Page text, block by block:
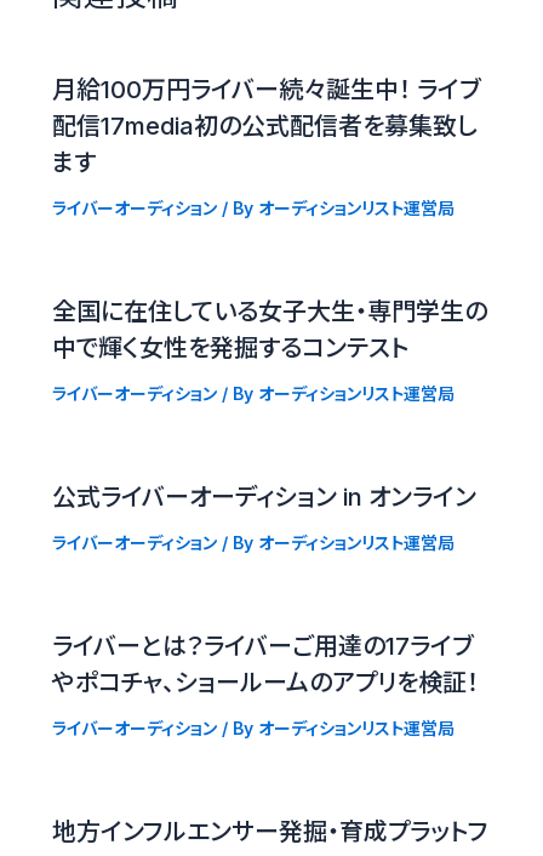
月給100万円ライバー続々誕生中！ ライブ
配信17media初の公式配信者を募集致し
ます
ライバーオーディション/ By オーディションリスト運営局
全国に在住している女子大生・専門学生の
中で輝く女性を発掘するコンテスト
ライバーオーディション/ By オーディションリスト運営局
公式ライバーオーディション in オンライン
ライバーオーディション/ By オーディションリスト運営局
ライバーとは？ライバーご用達の17ライブ
やポコチャ、ショールームのアプリを検証！
ライバーオーディション/ By オーディションリスト運営局
地方インフルエンサー発掘・育成プラットフ